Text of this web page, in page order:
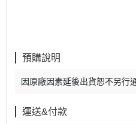
預購說明
因原廠因素延後出貨恕不另行
運送&付款